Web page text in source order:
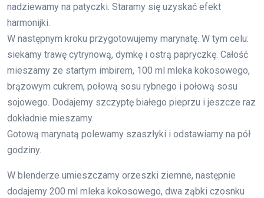
nadziewamy na patyczki. Staramy się uzyskać efekt
harmonijki.
W następnym kroku przygotowujemy marynatę. W tym celu:
siekamy trawę cytrynową, dymkę i ostrą papryczkę. Całość
mieszamy ze startym imbirem, 100 ml mleka kokosowego,
brązowym cukrem, połową sosu rybnego i połową sosu
sojowego. Dodajemy szczyptę białego pieprzu i jeszcze raz
dokładnie mieszamy.
Gotową marynatą polewamy szaszłyki i odstawiamy na pół
godziny.
W blenderze umieszczamy orzeszki ziemne, następnie
dodajemy 200 ml mleka kokosowego, dwa ząbki czosnku